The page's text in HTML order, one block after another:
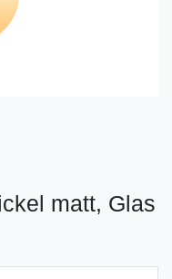
matt, Glas